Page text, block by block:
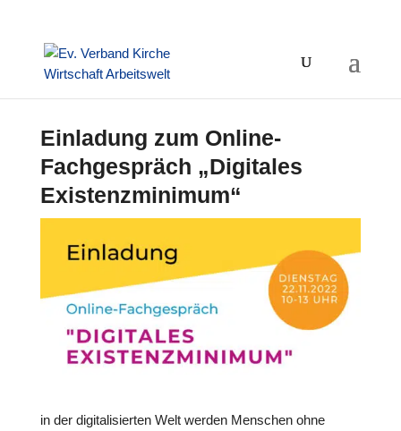
Einladung zum Online-
Fachgespräch „Digitales
Existenzminimum“
in der digi­ta­li­sier­ten Welt werden Menschen ohne